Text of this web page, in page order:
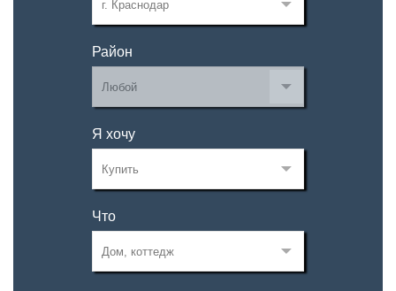
Район
Я хочу
Что